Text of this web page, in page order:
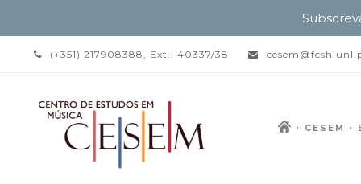
(+351) 217908388, Ext.: 40337/38
CESEM